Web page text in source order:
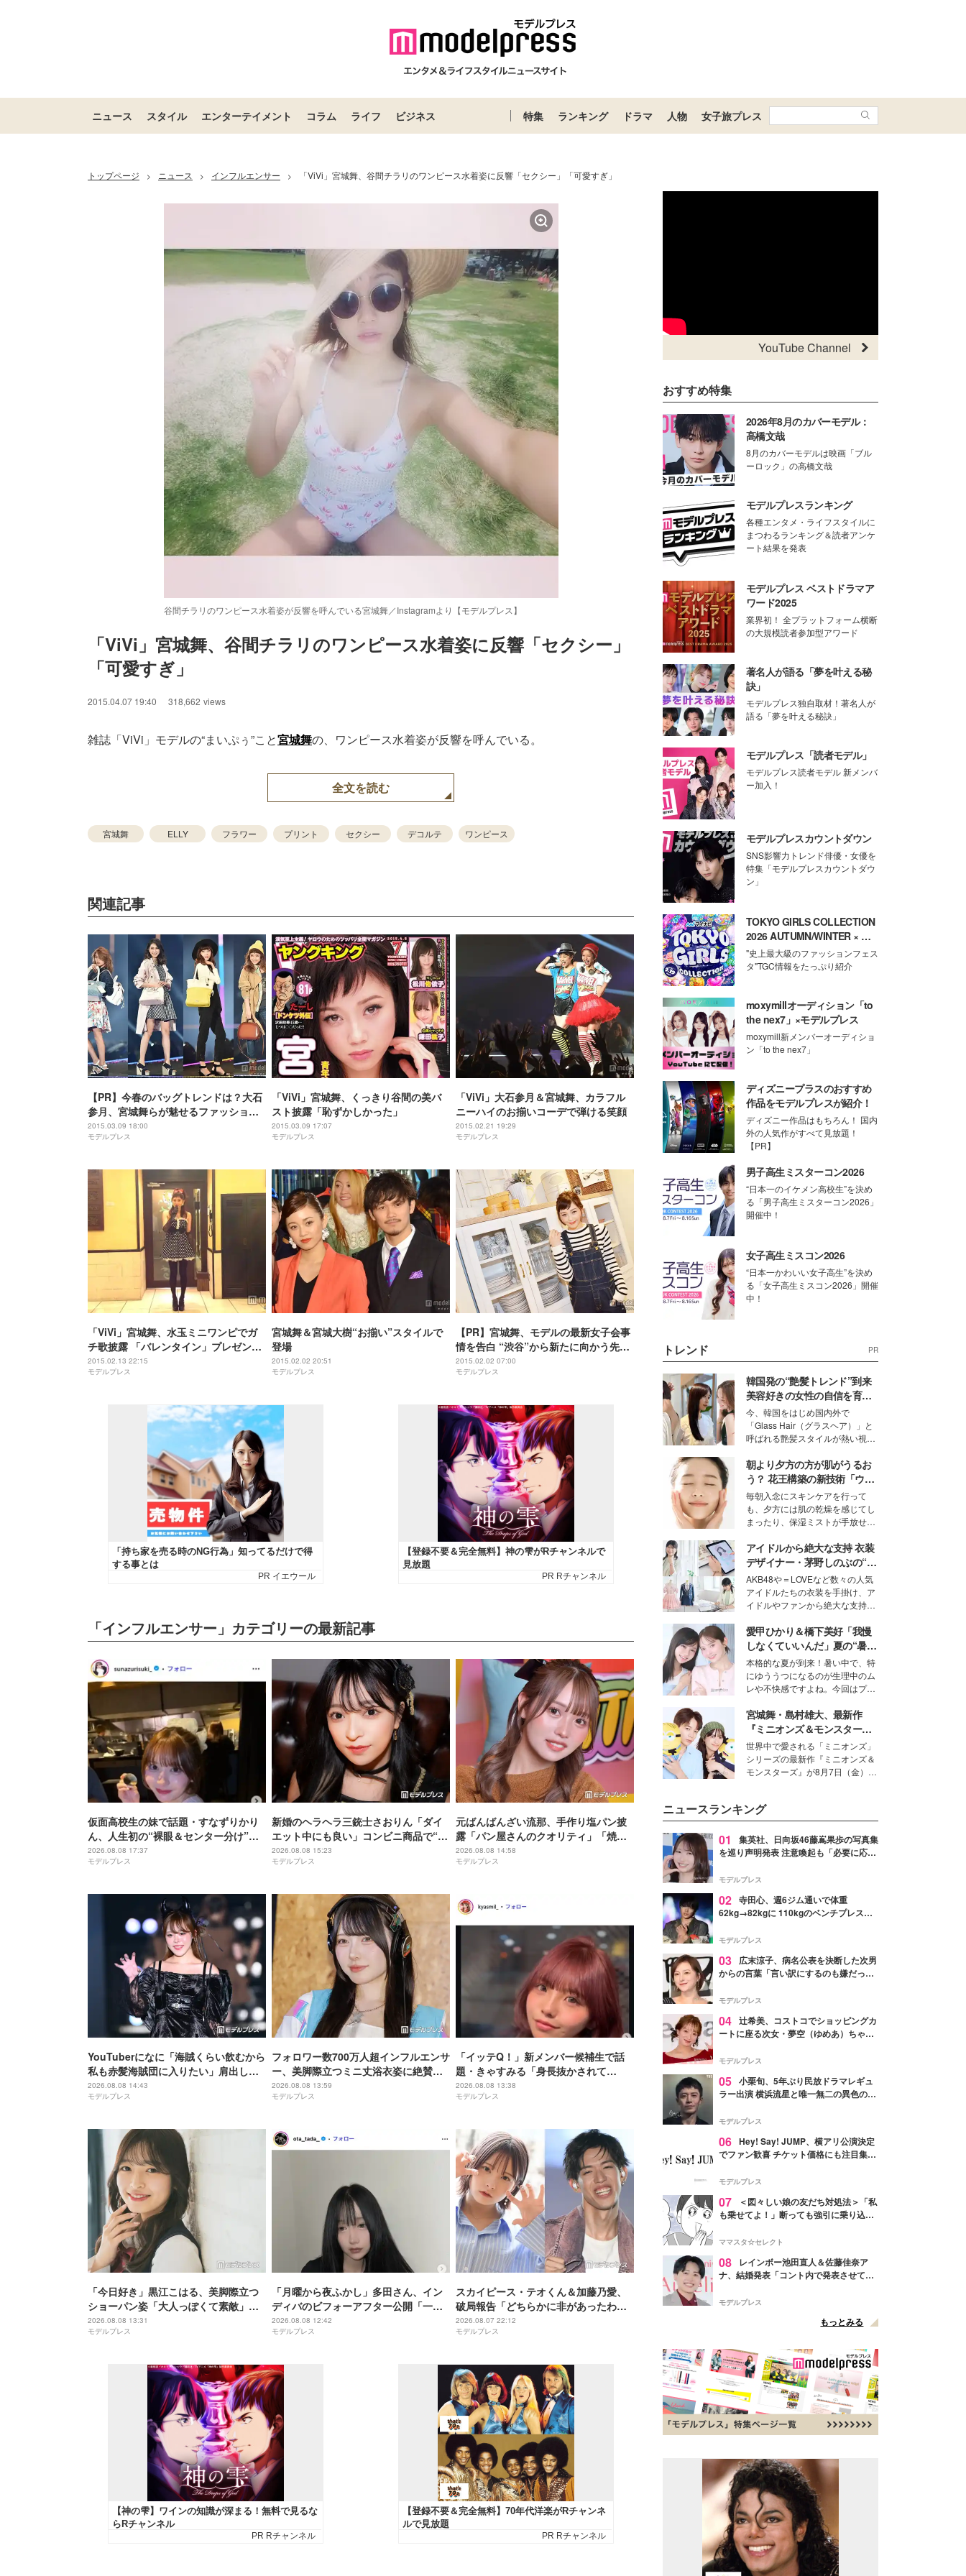
ニュース スタイル エンターテイメント コラム ライフ ビジネス 特集 ランキング ドラマ 人物 女子旅プレス
トップページ > ニュース > インフルエンサー > 「ViVi」宮城舞、谷間チラリのワンピース水着姿に反響「セクシー」「可愛すぎ」
谷間チラリのワンピース水着姿が反響を呼んでいる宮城舞／Instagramより【モデルプレス】
「ViVi」宮城舞、谷間チラリのワンピース水着姿に反響「セクシー」
「可愛すぎ」
2015.04.07 19:40 318,662 views
雑誌「ViVi」モデルの“まいぷぅ”こと宮城舞の、ワンピース水着姿が反響を呼んでいる。
全文を読む
宮城舞 ELLY フラワー プリント セクシー デコルテ ワンピース
関連記事
【PR】今春のバッグトレンドは？大石
参月、宮城舞らが魅せるファッション
に注目
2015.03.09 18:00
モデルプレス
「ViVi」宮城舞、くっきり谷間の美バ
スト披露「恥ずかしかった」
2015.03.09 17:07
モデルプレス
「ViVi」大石参月＆宮城舞、カラフル
ニーハイのお揃いコーデで弾ける笑顔
2015.02.21 19:29
モデルプレス
「ViVi」宮城舞、水玉ミニワンピでガ
チ歌披露 「バレンタイン」プレゼント
にファン歓喜
2015.02.13 22:15
モデルプレス
宮城舞＆宮城大樹“お揃い”スタイルで
登場
2015.02.02 20:51
モデルプレス
【PR】宮城舞、モデルの最新女子会事
情を告白 “渋谷”から新たに向かう先と
は
2015.02.02 07:00
モデルプレス
「インフルエンサー」カテゴリーの最新記事
仮面高校生の妹で話題・すなずりかり
ん、人生初の“裸眼＆センター分け”で
雰囲気ガラリ「可愛すぎて衝撃」「美
少女すぎる」
2026.08.08 17:37
モデルプレス
新婚のヘラヘラ三銃士さおりん「ダイ
エット中にも良い」コンビニ商品で“混
ぜるだけ”ヘルシー副菜紹介「火を使わ
ないの嬉しすぎる」「タンパク質たっ
2026.08.08 15:23
モデルプレス
元ばんばんざい流那、手作り塩パン披
露「パン屋さんのクオリティ」「焼き
加減最高」と反響
2026.08.08 14:58
モデルプレス
YouTuberになに「海賊くらい飲むから
私も赤髪海賊団に入りたい」肩出しコ
ーデ公開「ビジュアル良すぎ」「セク
シー」
2026.08.08 14:43
モデルプレス
フォロワー数700万人超インフルエンサ
ー、美脚際立つミニ丈浴衣姿に絶賛の
声「スタイル良くて憧れる」「透明感
レベチ」
2026.08.08 13:59
モデルプレス
「イッテQ！」新メンバー候補生で話
題・きゃすみる「身長抜かされて
る」“6歳差”姪っ子との幼少期＆現在の
2ショット公開「姉妹にしか見えない」
2026.08.08 13:38
モデルプレス
「今日好き」黒江こはる、美脚際立つ
ショーパン姿「大人っぽくて素敵」
「最強ビジュ」と反響
2026.08.08 13:31
モデルプレス
「月曜から夜ふかし」多田さん、イン
ディバのビフォーアフター公開「一目
瞭然」「変化がすごい」と話題
2026.08.08 12:42
モデルプレス
スカイピース・テオくん＆加藤乃愛、
破局報告「どちらかに非があったわけ
ではなく」2023年2月に交際発表
2026.08.07 22:12
モデルプレス
YouTube Channel
おすすめ特集
2026年8月のカバーモデル：
高橋文哉
8月のカバーモデルは映画「ブル
ーロック」の高橋文哉
モデルプレスランキング
各種エンタメ・ライフスタイルに
まつわるランキング＆読者アンケ
ート結果を発表
モデルプレス ベストドラマア
ワード2025
業界初！ 全プラットフォーム横断
の大規模読者参加型アワード
著名人が語る「夢を叶える秘
訣」
モデルプレス独自取材！著名人が
語る「夢を叶える秘訣」
モデルプレス「読者モデル」
モデルプレス読者モデル 新メンバ
ー加入！
モデルプレスカウントダウン
SNS影響力トレンド俳優・女優を
特集「モデルプレスカウントダウ
ン」
TOKYO GIRLS COLLECTION
2026 AUTUMN/WINTER × モ
デルプレス
"史上最大級のファッションフェス
タ"TGC情報をたっぷり紹介
moxymillオーディション「to
the nex7」×モデルプレス
moxymill新メンバーオーディショ
ン「to the nex7」
ディズニープラスのおすすめ
作品をモデルプレスが紹介！
ディズニー作品はもちろん！ 国内
外の人気作がすべて見放題！
【PR】
男子高生ミスターコン2026
“日本一のイケメン高校生”を決め
る「男子高生ミスターコン2026」
開催中！
女子高生ミスコン2026
“日本一かわいい女子高生”を決め
る「女子高生ミスコン2026」開催
中！
トレンド PR
韓国発の“艶髪トレンド”到来
美容好きの女性の自信を育む
「ヘアケア事情」って？
今、韓国をはじめ国内外で
「Glass Hair（グラスヘア）」と
呼ばれる艶髪スタイルが熱い視線
ションの完成度を高めるベースと
して、“髪そのものの美しさ”に改
めて注目する人が増えている様
子。今回は、そんな憧れの艶やか
な髪を日常で叶える、美容好きの
女性たちのヘアケア事情を紹介し
ます。
朝より夕方の方が肌がうるお
う？ 花王構築の新技術「ウォ
ーターキャプチャリングスキ
ン（捕水肌）」がスキンケア
の常識を変える予感
毎朝入念にスキンケアを行って
も、夕方には肌の乾燥を感じてし
まったり、保湿ミストが手放せな
な美容の常識を大きく変える可能
性を秘めた、革新的な「Water
Capturing Skin（ウォーターキャ
プチャリングスキン：捕水肌）」
技術を、花王が構築した。
アイドルから絶大な支持 衣装
デザイナー・茅野しのぶの“可
愛い”を作る美学＜「シチズン
クロスシー」インタビュー＞
AKB48や＝LOVEなど数々の人気
アイドルたちの衣装を手掛け、ア
イドルやファンから絶大な支持を
取締役兼クリエイティブディレク
ター・茅野しのぶ。一人ひとりの
個性に寄り添い、魅力を引き出す
衣装作りは、多くの女性たちに勇
気と自信を与え続けている。
愛甲ひかり＆橋下美好「我慢
しなくていいんだ」夏の“暑さ
対策”の新しい選択肢とは？
本格的な夏が到来！暑い中で、特
にゆううつになるのが生理中のム
レや不快感ですよね。今回はプラ
モデル・愛甲ひかりさんと橋下美
好さんを迎えて本音で女子会トー
ク。猛暑のお出かけを快適に過ご
すヒントや、2人が感動した夏の
生理の新常識にも迫りました。
宮城舞・島村雄大、最新作
『ミニオンズ＆モンスター
ズ』の魅力熱弁 ハチャメチャ
だけじゃない“友情と絆”に感
動
世界中で愛される「ミニオンズ」
シリーズの最新作『ミニオンズ＆
モンスターズ』が8月7日（金）に
デルの宮城舞と島村雄大の特別対
談をお届け！それぞれの視点か
ら、今作ならではの魅力や予想外
の感動をもたらす奥深いストーリ
た。
ニュースランキング
01
集英社、日向坂46藤嶌果歩の写真集
を巡り声明発表 注意喚起も「必要に応じ
モデルプレス
02 寺田心、週6ジム通いで体重
62kg→82kgに 110kgのベンチプレス持
「かっこいい」と反響
モデルプレス
03
広末涼子、病名公表を決断した次男
からの言葉「言い訳にするのも嫌だっ
モデルプレス
04 辻希美、コストコでショッピングカ
ートに座る次女・夢空（ゆめあ）ちゃん
ぎ」「成長を感じる」の声
モデルプレス
05 小栗旬、5年ぶり民放ドラマレギュ
ラー出演 横浜流星と唯一無二の異色のバ
モデルプレス
06 Hey! Say! JUMP、横アリ公演決定
でファン歓喜 チケット価格にも注目集ま
モデルプレス
07
＜図々しい娘の友だち対処法＞「私
も乗せてよ！」断っても強引に乗り込ん
ママスタ☆セレクト
08
レインボー池田直人＆佐藤佳奈ア
ナ、結婚発表「コント内で発表させてい
点変更のため
モデルプレス
もっとみる